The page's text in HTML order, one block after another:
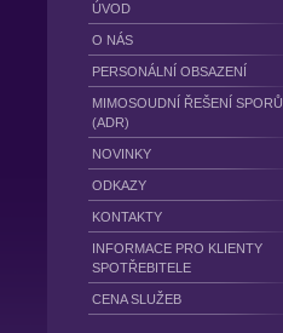
ÚVOD
O NÁS
PERSONÁLNÍ OBSAZENÍ
MIMOSOUDNÍ ŘEŠENÍ SPORŮ
(ADR)
NOVINKY
ODKAZY
KONTAKTY
INFORMACE PRO KLIENTY
SPOTŘEBITELE
CENA SLUŽEB